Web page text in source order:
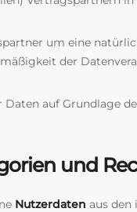
um eine
der
Daten auf Grundlage
und
Nutzerdaten aus den